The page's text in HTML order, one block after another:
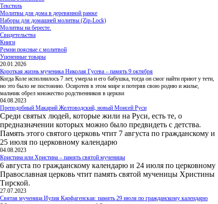
Текстиль
Молитвы для дома в деревянной рамке
Наборы для домашней молитвы (Zip-Lock)
Молитвы на бересте.
Свидетельства
Книги
Ремни поясные с молитвой
Уцененные товары
20.01.2026
Короткая жизнь мученика Николая Гусева – память 9 октября
Когда Коле исполнилось 7 лет, умерла и его бабушка, тогда он смог найти приют у тети,
но это было не постоянно. Осиротев в этом мире и потеряв свою родню и жилье,
мальчик обрел множество родственников в церкви
04.08.2023
Преподобный Макарий Желтоводский, новый Моисей Руси
Среди святых людей, которые жили на Руси, есть те, о
предназначении которых можно было предвидеть с детства.
Память этого святого церковь чтит 7 августа по гражданскому и
25 июля по церковному календарю
04.08.2023
Кристина или Христина – память святой мученицы
6 августа по гражданскому календарю и 24 июля по церковному
Православная церковь чтит память святой мученицы Христины
Тирской.
27.07.2023
Святая мученица Иулия Карфагенская: память 29 июля по гражданскому календарю